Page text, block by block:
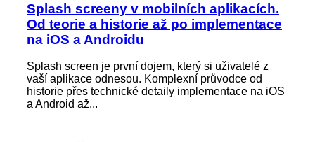
Splash screeny v mobilních aplikacích.
Od teorie a historie až po implementace
na iOS a Androidu
Splash screen je první dojem, který si uživatelé z
vaší aplikace odnesou. Komplexní průvodce od
historie přes technické detaily implementace na iOS
a Android až...